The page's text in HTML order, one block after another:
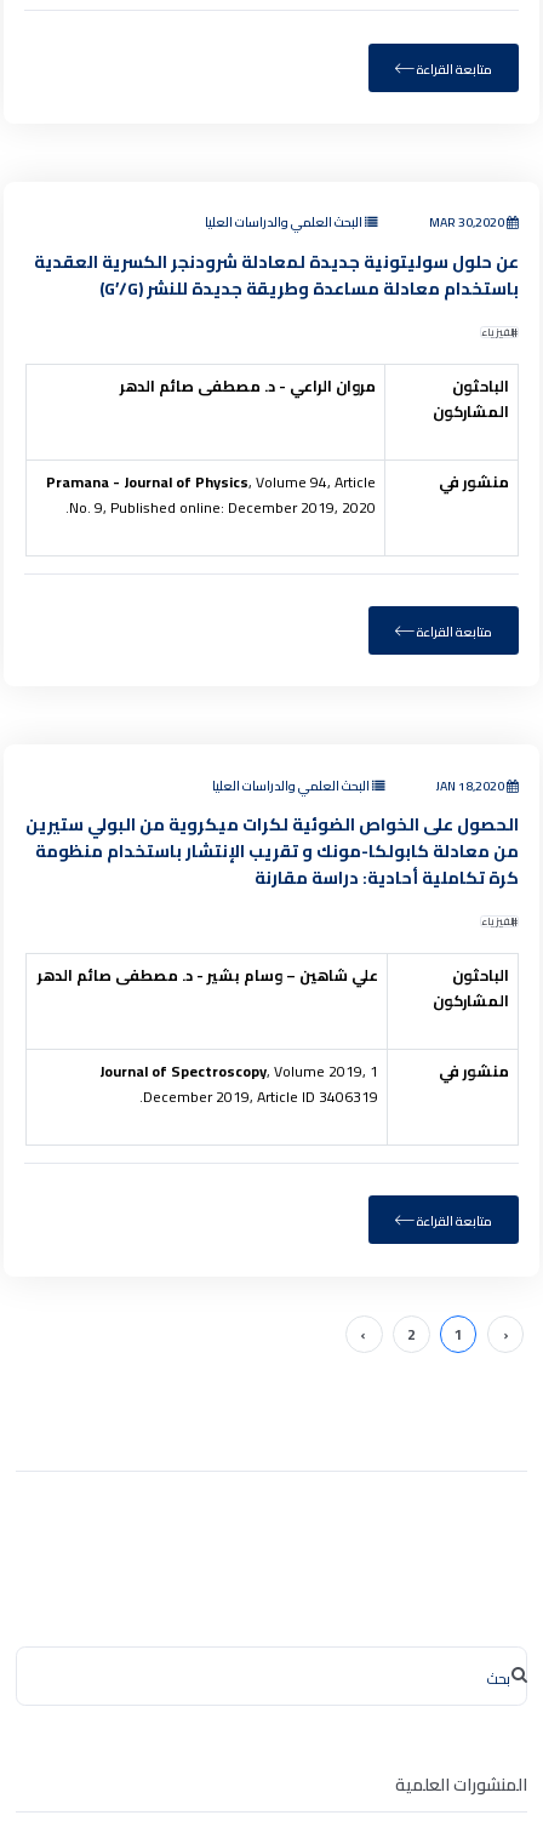
متابعة القراءة
MAR 30,2020 البحث العلمي والدراسات العليا
عن حلول سوليتونية جديدة لمعادلة شرودنجر الكسرية العقدية
باستخدام معادلة مساعدة وطريقة جديدة للنشر (G′/G)
الفيزياء
الباحثون
المشاركون
مروان الراعي - د. مصطفى صائم الدهر
منشور في Pramana - Journal of Physics, Volume 94, Article
No. 9, Published online: December 2019, 2020.
متابعة القراءة
JAN 18,2020 البحث العلمي والدراسات العليا
الحصول على الخواص الضوئية لكرات ميكروية من البولي ستيرين
من معادلة كابولكا-مونك و تقريب الإنتشار باستخدام منظومة
كرة تكاملية أحادية: دراسة مقارنة
الفيزياء
الباحثون
المشاركون
علي شاهين – وسام بشير - د. مصطفى صائم الدهر
منشور في Journal of Spectroscopy, Volume 2019, 1
December 2019, Article ID 3406319.
متابعة القراءة
‹
1
2
›
المنشورات العلمية